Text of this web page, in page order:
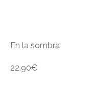
En la sombra
22.90€